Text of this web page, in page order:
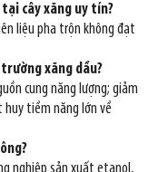
tại cây xăng uy tín?
liệu pha trộn không đạt
xăng dầu?
cung năng lượng; giảm
huy tiềm năng lớn về
nghiệp sản xuất etanol,